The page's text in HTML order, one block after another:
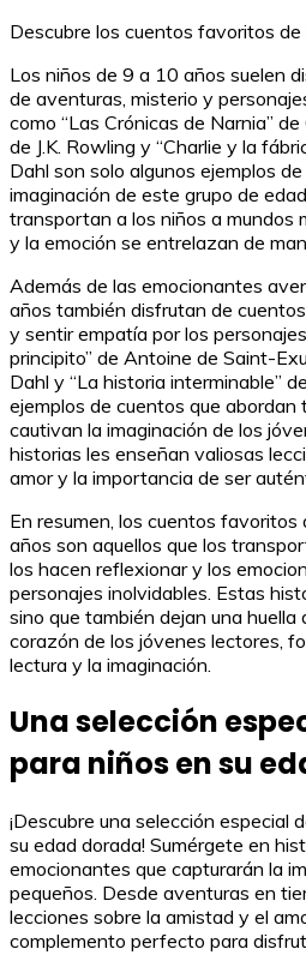
Descubre los cuentos favoritos
Los niños de 9 a 10 años suelen
de aventuras, misterio y
como “Las Crónicas de Narnia”
de J.K. Rowling y “Charlie y la
Dahl son solo algunos ejemplos
imaginación de este grupo de
transportan a los niños a mundos
y la emoción se entrelazan de
Además de las emocionantes
años también disfrutan de
y sentir empatía por los
principito” de Antoine de Saint-
Dahl y “La historia interminable”
ejemplos de cuentos que
cautivan la imaginación de los
historias les enseñan valiosas
amor y la importancia de ser
En resumen, los cuentos
años son aquellos que los
los hacen reflexionar y los
personajes inolvidables. Estas
sino que también dejan una huella
corazón de los jóvenes lectores,
lectura y la imaginación.
Una selección
para niños en su
¡Descubre una selección especial
su edad dorada! Sumérgete en
emocionantes que capturarán la
pequeños. Desde aventuras en
lecciones sobre la amistad y el
complemento perfecto para